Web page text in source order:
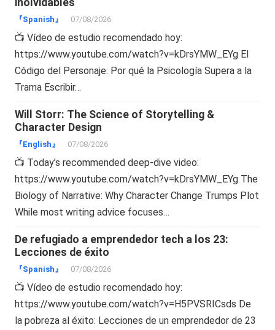
『Spanish』 07/08/2026
📺 Vídeo de estudio recomendado hoy:
https://www.youtube.com/watch?v=kDrsYMW_EYg El
Código del Personaje: Por qué la Psicología Supera a la
Trama Escribir…
Will Storr: The Science of Storytelling &
Character Design
『English』 07/08/2026
📺 Today’s recommended deep-dive video:
https://www.youtube.com/watch?v=kDrsYMW_EYg The
Biology of Narrative: Why Character Change Trumps Plot
While most writing advice focuses…
De refugiado a emprendedor tech a los 23:
Lecciones de éxito
『Spanish』 07/08/2026
📺 Vídeo de estudio recomendado hoy:
https://www.youtube.com/watch?v=H5PVSRICsds De
la pobreza al éxito: Lecciones de un emprendedor de 23